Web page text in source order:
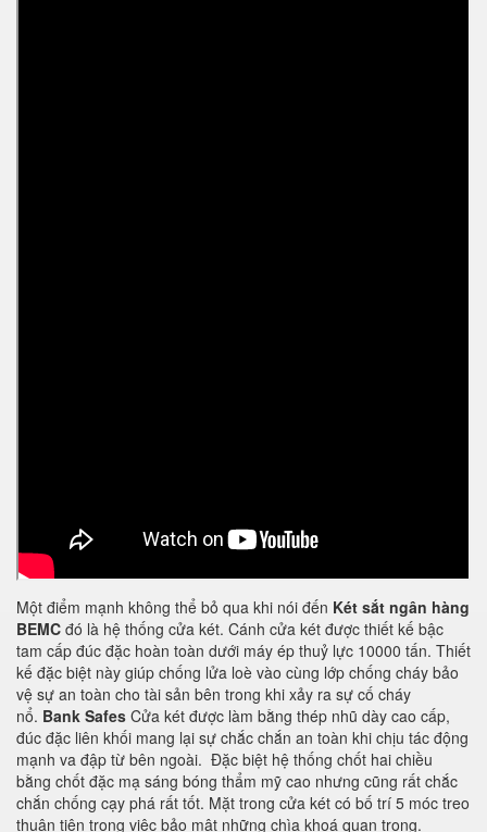
Một điểm mạnh không thể bỏ qua khi nói đến Két sắt ngân hàng
BEMC đó là hệ thống cửa két. Cánh cửa két được thiết kế bậc
tam cấp đúc đặc hoàn toàn dưới máy ép thuỷ lực 10000 tấn. Thiết
kế đặc biệt này giúp chống lửa loè vào cùng lớp chống cháy bảo
vệ sự an toàn cho tài sản bên trong khi xảy ra sự cố cháy
nổ. Bank Safes Cửa két được làm bằng thép nhũ dày cao cấp,
đúc đặc liên khối mang lại sự chắc chắn an toàn khi chịu tác động
mạnh va đập từ bên ngoài. Đặc biệt hệ thống chốt hai chiều
bằng chốt đặc mạ sáng bóng thẩm mỹ cao nhưng cũng rất chắc
chắn chống cạy phá rất tốt. Mặt trong cửa két có bố trí 5 móc treo
thuận tiện trong việc bảo mật những chìa khoá quan trọng.